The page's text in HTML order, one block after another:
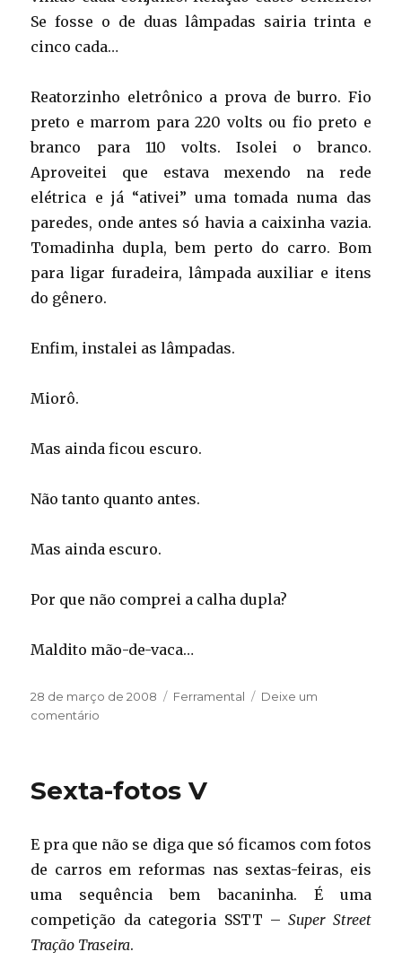
Se fosse o de duas lâmpadas sairia trinta e
cinco cada…
Reatorzinho eletrônico a prova de burro. Fio
preto e marrom para 220 volts ou fio preto e
branco para 110 volts. Isolei o branco.
Aproveitei que estava mexendo na rede
elétrica e já “ativei” uma tomada numa das
paredes, onde antes só havia a caixinha vazia.
Tomadinha dupla, bem perto do carro. Bom
para ligar furadeira, lâmpada auxiliar e itens
do gênero.
Enfim, instalei as lâmpadas.
Miorô.
Mas ainda ficou escuro.
Não tanto quanto antes.
Mas ainda escuro.
Por que não comprei a calha dupla?
Maldito mão-de-vaca…
Publicado
em
28 de março de 2008 Categorias
Ferramental
Deixe um
comentário
Sexta-fotos V
E pra que não se diga que só ficamos com fotos
de carros em reformas nas sextas-feiras, eis
uma sequência bem bacaninha. É uma
competição da categoria SSTT –Super Street
Tração Traseira.